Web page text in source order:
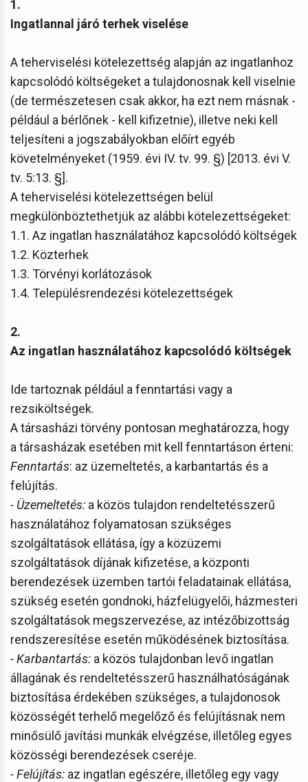
1.
Ingatlannal járó terhek viselése
A teherviselési kötelezettség alapján az ingatlanhoz
kapcsolódó költségeket a tulajdonosnak kell viselnie
(de természetesen csak akkor, ha ezt nem másnak -
például a bérlőnek - kell kifizetnie), illetve neki kell
teljesíteni a jogszabályokban előírt egyéb
követelményeket (1959. évi IV. tv. 99. §) [2013. évi V.
tv. 5:13. §].
A teherviselési kötelezettségen belül
megkülönböztethetjük az alábbi kötelezettségeket:
1.1. Az ingatlan használatához kapcsolódó költségek
1.2. Közterhek
1.3. Törvényi korlátozások
1.4. Településrendezési kötelezettségek
2.
Az ingatlan használatához kapcsolódó költségek
Ide tartoznak például a fenntartási vagy a
rezsiköltségek.
A társasházi törvény pontosan meghatározza, hogy
a társasházak esetében mit kell fenntartáson érteni:
Fenntartás: az üzemeltetés, a karbantartás és a
felújítás.
- Üzemeltetés: a közös tulajdon rendeltetésszerű
használatához folyamatosan szükséges
szolgáltatások ellátása, így a közüzemi
szolgáltatások díjának kifizetése, a központi
berendezések üzemben tartói feladatainak ellátása,
szükség esetén gondnoki, házfelügyelői, házmesteri
szolgáltatások megszervezése, az intézőbizottság
rendszeresítése esetén működésének biztosítása.
- Karbantartás: a közös tulajdonban levő ingatlan
állagának és rendeltetésszerű használhatóságának
biztosítása érdekében szükséges, a tulajdonosok
közösségét terhelő megelőző és felújításnak nem
minősülő javítási munkák elvégzése, illetőleg egyes
közösségi berendezések cseréje.
- Felújítás: az ingatlan egészére, illetőleg egy vagy